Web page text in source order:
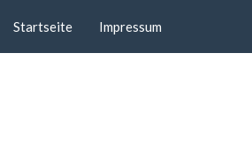
Startseite Impressum